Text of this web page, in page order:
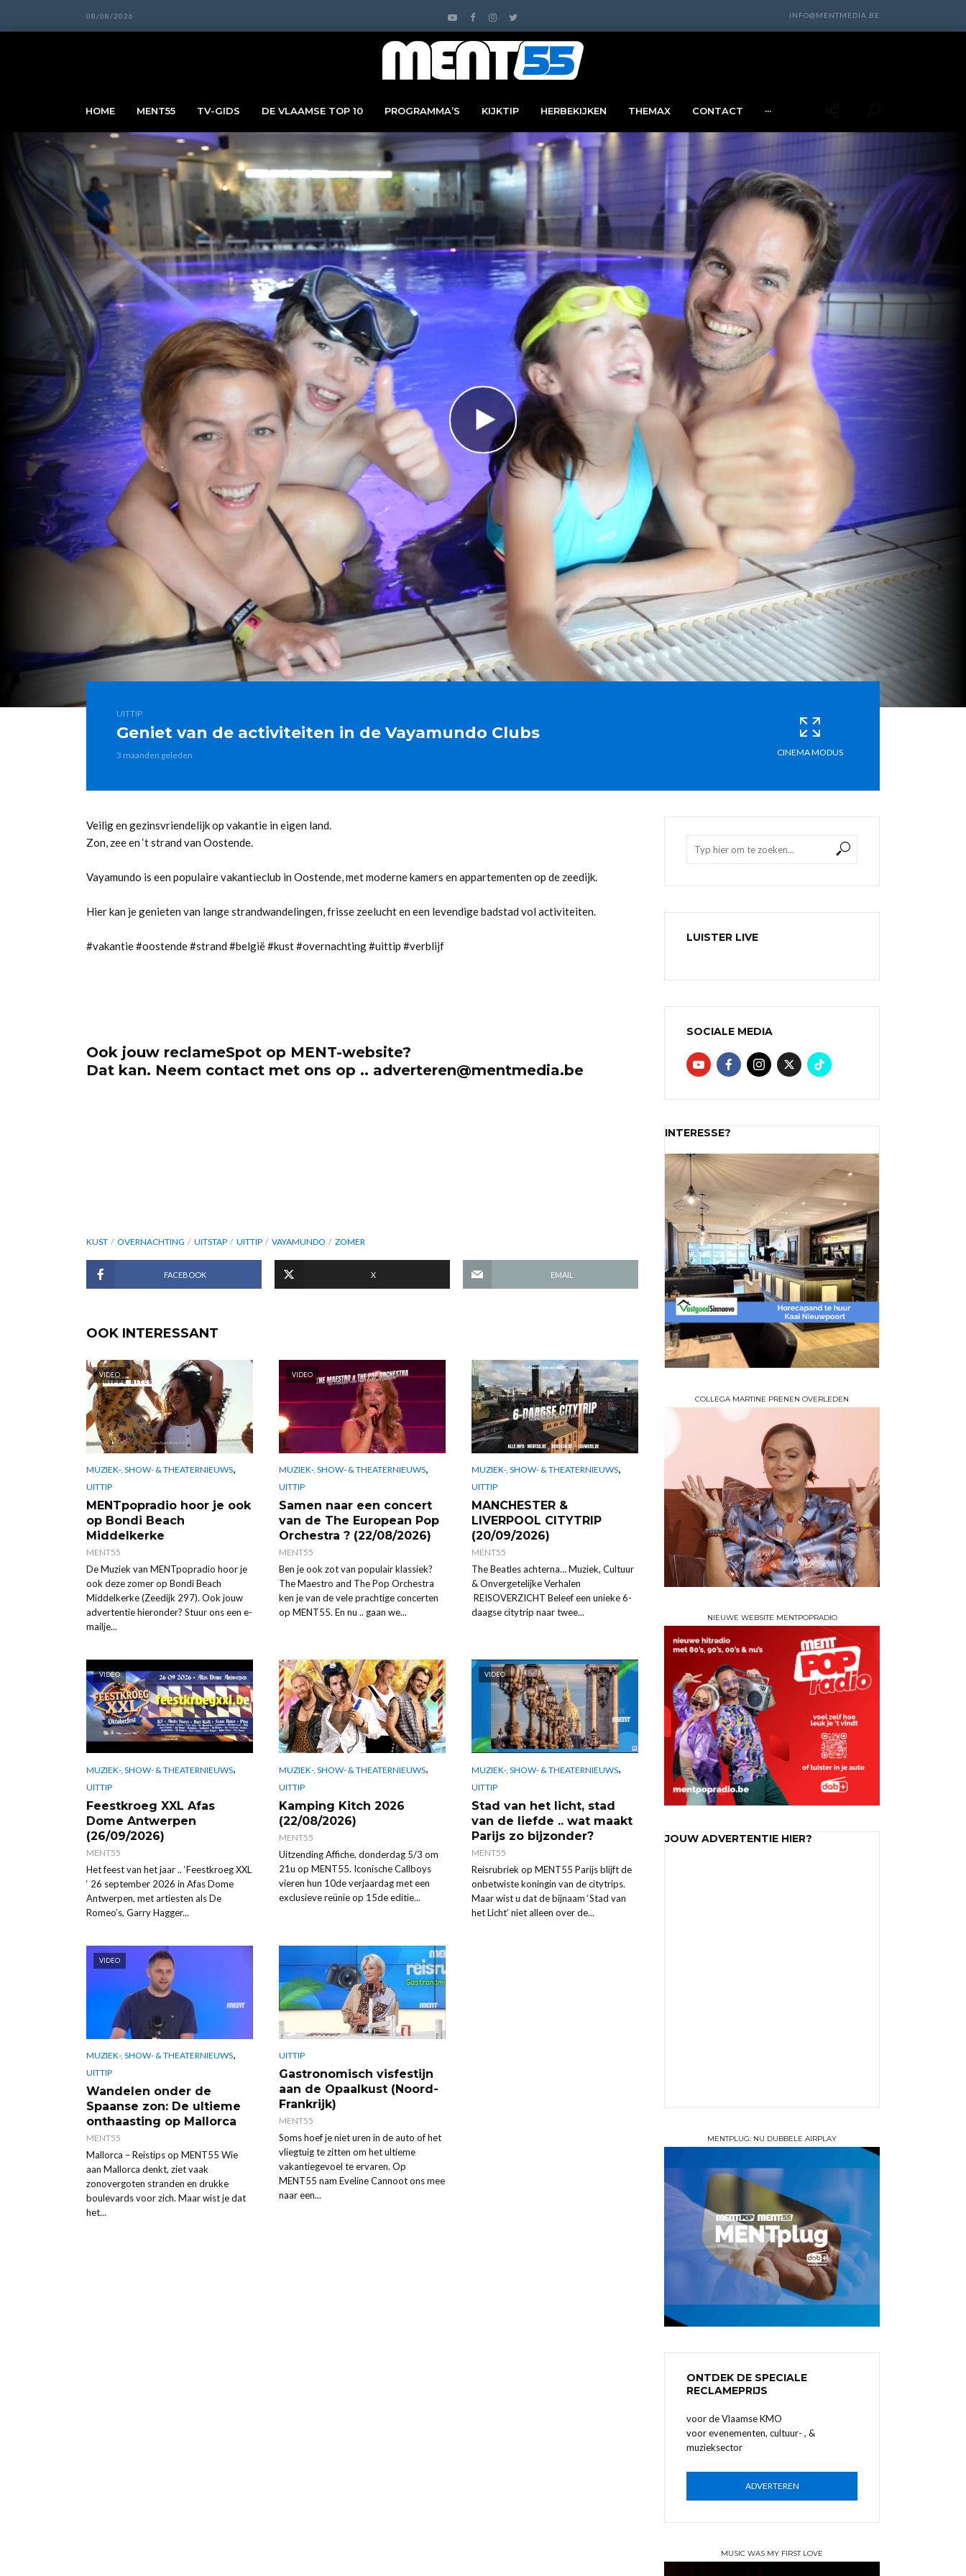
08/08/2026 INFO@MENTMEDIA.BE
HOME MENT55 TV-GIDS DE VLAAMSE TOP 10 PROGRAMMA’S KIJKTIP HERBEKIJKEN THEMAX CONTACT ···
UITTIP
Geniet van de activiteiten in de Vayamundo Clubs
3 maanden geleden CINEMA MODUS
Veilig en gezinsvriendelijk op vakantie in eigen land.
Zon, zee en ‘t strand van Oostende.
Vayamundo is een populaire vakantieclub in Oostende, met moderne kamers en appartementen op de zeedijk.
Hier kan je genieten van lange strandwandelingen, frisse zeelucht en een levendige badstad vol activiteiten.
#vakantie #oostende #strand #belgië #kust #overnachting #uittip #verblijf
Ook jouw reclameSpot op MENT-website?
Dat kan. Neem contact met ons op .. adverteren@mentmedia.be
KUST OVERNACHTING UITSTAP UITTIP VAYAMUNDO ZOMER
FACEBOOK X EMAIL
OOK INTERESSANT
VIDEO
MUZIEK-, SHOW- & THEATERNIEUWS,
UITTIP
MENTpopradio hoor je ook
op Bondi Beach
Middelkerke
MENT55
De Muziek van MENTpopradio hoor je
ook deze zomer op Bondi Beach
Middelkerke (Zeedijk 297). Ook jouw
advertentie hieronder? Stuur ons een e-
mailje...
VIDEO
MUZIEK-, SHOW- & THEATERNIEUWS,
UITTIP
Samen naar een concert
van de The European Pop
Orchestra ? (22/08/2026)
MENT55
Ben je ook zot van populair klassiek?
The Maestro and The Pop Orchestra
ken je van de vele prachtige concerten
op MENT55. En nu .. gaan we...
MUZIEK-, SHOW- & THEATERNIEUWS,
UITTIP
MANCHESTER &
LIVERPOOL CITYTRIP
(20/09/2026)
MENT55
The Beatles achterna… Muziek, Cultuur
& Onvergetelijke Verhalen
REISOVERZICHT Beleef een unieke 6-
daagse citytrip naar twee...
VIDEO
MUZIEK-, SHOW- & THEATERNIEUWS,
UITTIP
Feestkroeg XXL Afas
Dome Antwerpen
(26/09/2026)
MENT55
Het feest van het jaar .. ‘Feestkroeg XXL
‘ 26 september 2026 in Afas Dome
Antwerpen, met artiesten als De
Romeo’s, Garry Hagger...
MUZIEK-, SHOW- & THEATERNIEUWS,
UITTIP
Kamping Kitch 2026
(22/08/2026)
MENT55
Uitzending Affiche, donderdag 5/3 om
21u op MENT55. Iconische Callboys
vieren hun 10de verjaardag met een
exclusieve reünie op 15de editie...
VIDEO
MUZIEK-, SHOW- & THEATERNIEUWS,
UITTIP
Stad van het licht, stad
van de liefde .. wat maakt
Parijs zo bijzonder?
MENT55
Reisrubriek op MENT55 Parijs blijft de
onbetwiste koningin van de citytrips.
Maar wist u dat de bijnaam ‘Stad van
het Licht’ niet alleen over de...
VIDEO
MUZIEK-, SHOW- & THEATERNIEUWS,
UITTIP
Wandelen onder de
Spaanse zon: De ultieme
onthaasting op Mallorca
MENT55
Mallorca – Reistips op MENT55 Wie
aan Mallorca denkt, ziet vaak
zonovergoten stranden en drukke
boulevards voor zich. Maar wist je dat
het...
UITTIP
Gastronomisch visfestijn
aan de Opaalkust (Noord-
Frankrijk)
MENT55
Soms hoef je niet uren in de auto of het
vliegtuig te zitten om het ultieme
vakantiegevoel te ervaren. Op
MENT55 nam Eveline Cannoot ons mee
naar een...
LUISTER LIVE
SOCIALE MEDIA
INTERESSE?
COLLEGA MARTINE PRENEN OVERLEDEN
NIEUWE WEBSITE MENTPOPRADIO
JOUW ADVERTENTIE HIER?
MENTPLUG: NU DUBBELE AIRPLAY
ONTDEK DE SPECIALE
RECLAMEPRIJS
voor de Vlaamse KMO
voor evenementen, cultuur- , &
muzieksector
ADVERTEREN
MUSIC WAS MY FIRST LOVE